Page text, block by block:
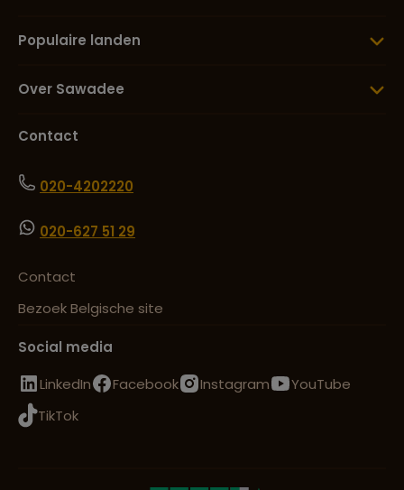
Populaire landen
Over Sawadee
Contact
020-4202220
020-627 51 29
Contact
Bezoek Belgische site
Social media
LinkedIn
Facebook Instagram
YouTube
TikTok